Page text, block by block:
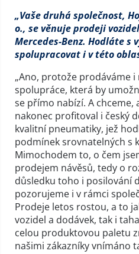
„Vaše druhá společnost,
o., se věnuje prodeji
Mercedes-Benz. Hodláte s
spolupracovat i v této
„Ano, protože prodáváme
spolupráce, která by
se přímo nabízí. A
nakonec profitoval i český
kvalitní pneumatiky, jež
podmínek srovnatelných s
Mimochodem to, o čem
prodejem návěsů, tedy o
důsledku toho i posilování
pozorujeme i v rámci
Prodeje letos rostou, a to
vozidel a dodávek, tak i
celou produktovou paletu
našimi zákazníky vnímáno